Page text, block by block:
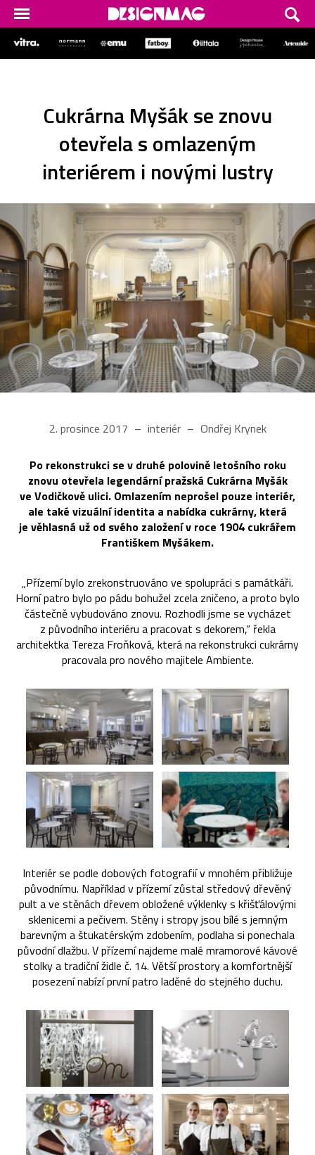
Cukrárna Myšák se znovu
otevřela s omlazeným
interiérem i novými lustry
2. prosince 2017 interiér Ondřej Krynek
Po rekonstrukci se v druhé polovině letošního roku
znovu otevřela legendární pražská Cukrárna Myšák
ve Vodičkově ulici. Omlazením neprošel pouze interiér,
ale také vizuální identita a nabídka cukrárny, která
je věhlasná už od svého založení v roce 1904 cukrářem
Františkem Myšákem.
„Přízemí bylo zrekonstruováno ve spolupráci s památkáři.
Horní patro bylo po pádu bohužel zcela zničeno, a proto bylo
částečně vybudováno znovu. Rozhodli jsme se vycházet
z původního interiéru a pracovat s dekorem,“ řekla
architektka Tereza Froňková, která na rekonstrukci cukrárny
pracovala pro nového majitele Ambiente.
Interiér se podle dobových fotografií v mnohém přibližuje
původnímu. Například v přízemí zůstal středový dřevěný
pult a ve stěnách dřevem obložené výklenky s křišťálovými
sklenicemi a pečivem. Stěny i stropy jsou bílé s jemným
barevným a štukatérským zdobením, podlaha si ponechala
původní dlažbu. V přízemí najdeme malé mramorové kávové
stolky a tradiční židle č. 14. Větší prostory a komfortnější
posezení nabízí první patro laděné do stejného duchu.